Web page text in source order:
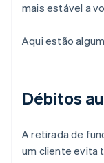
mais estável a
Aqui estão
Débitos
A retirada de
um cliente evita